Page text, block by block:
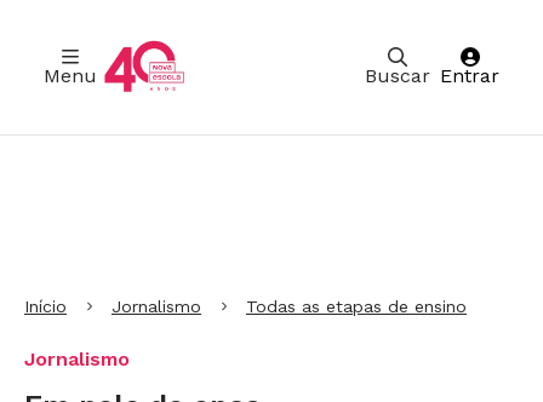
Buscar
Menu Entrar
Início Jornalismo Todas as etapas de ensino
Jornalismo